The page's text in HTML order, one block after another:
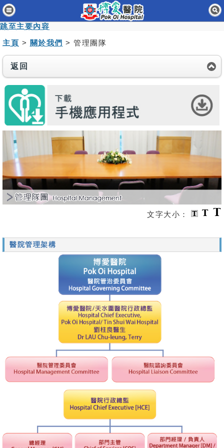
跳至主要內容
主頁
醫療服務
醫護專業人員
消息及活動
關於我們
聯絡我們
免責聲明
無障礙聲明
主頁 > 關於我們 > 管理團隊
返回
文字大小：
醫院管理架構